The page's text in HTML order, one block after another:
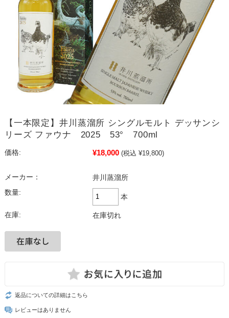
【一本限定】井川蒸溜所 シングルモルト デッサンシ
リーズ ファウナ 2025 53° 700ml
価格: ¥18,000 (税込 ¥19,800)
メーカー：
井川蒸溜所
数量:
本
在庫: 在庫切れ
返品についての詳細はこちら
レビューはありません